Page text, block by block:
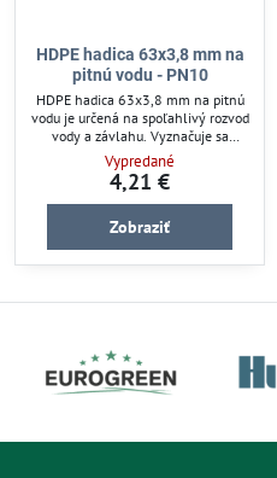
HDPE hadica 63x3,8 mm na
pitnú vodu - PN10
HDPE hadica 63x3,8 mm na pitnú
vodu je určená na spoľahlivý rozvod
vody a závlahu. Vyznačuje sa
vysokou pevnosťou a odolnosťou
voči tlaku, UV žiareniu a
chemikáliám. Je vhodná na
podzemné i povrchové inštalácie,
zabezpečuje dlhú životnosť a
pre záhradnú a poľnohospodársku
Vypredané
4,21 €
Zobraziť